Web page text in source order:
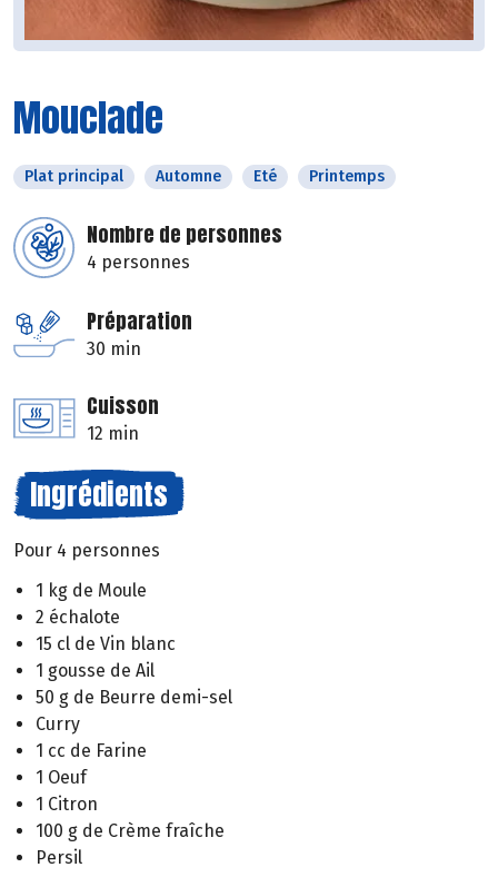
Mouclade
Plat principal Automne Eté Printemps
Nombre de personnes
4 personnes
Préparation
30 min
Cuisson
12 min
Ingrédients
Pour 4 personnes
1 kg de Moule
2 échalote
15 cl de Vin blanc
1 gousse de Ail
50 g de Beurre demi-sel
Curry
1 cc de Farine
1 Oeuf
1 Citron
100 g de Crème fraîche
Persil